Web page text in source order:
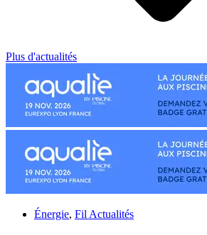
Plus d'actualités
Énergie, Fil Actualités